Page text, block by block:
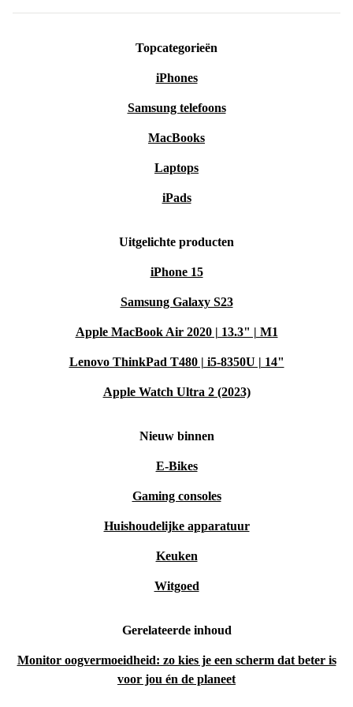
Topcategorieën
iPhones
Samsung telefoons
MacBooks
Laptops
iPads
Uitgelichte producten
iPhone 15
Samsung Galaxy S23
Apple MacBook Air 2020 | 13.3" | M1
Lenovo ThinkPad T480 | i5-8350U | 14"
Apple Watch Ultra 2 (2023)
Nieuw binnen
E-Bikes
Gaming consoles
Huishoudelijke apparatuur
Keuken
Witgoed
Gerelateerde inhoud
Monitor oogvermoeidheid: zo kies je een scherm dat beter is
voor jou én de planeet